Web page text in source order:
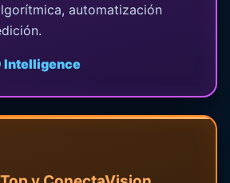
automatización
Intelligence